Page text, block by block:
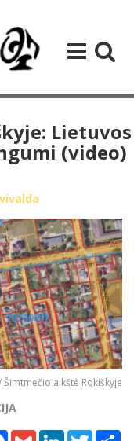
Lietuvos
(video)
aikštė Rokiškyje
Facebook
Gmail LinkedInTwitter